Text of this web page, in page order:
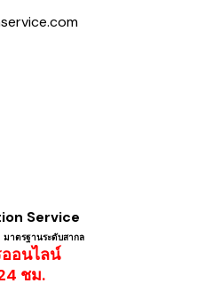
Service
าตรฐานระดับสากล
อนไลน์
ชม.